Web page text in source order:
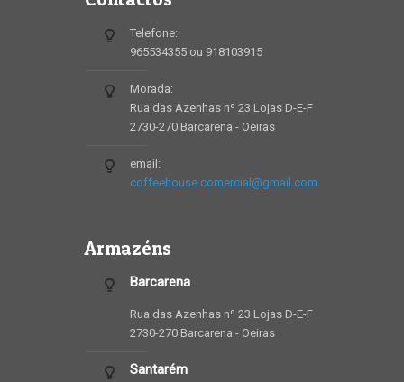
Telefone:
965534355 ou 918103915
Morada:
Rua das Azenhas nº 23 Lojas D-E-F
2730-270 Barcarena - Oeiras
email:
coffeehouse.comercial@gmail.com
Armazéns
Barcarena
Rua das Azenhas nº 23 Lojas D-E-F
2730-270 Barcarena - Oeiras
Santarém